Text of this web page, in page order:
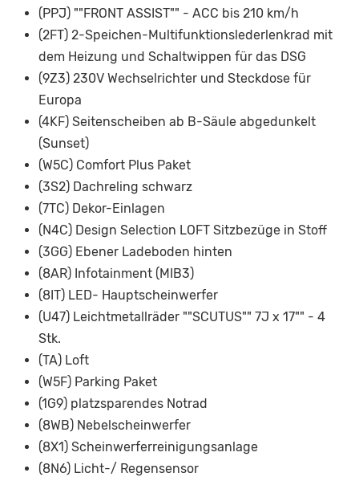
(PPJ) ""FRONT ASSIST"" - ACC bis 210 km/h
(2FT) 2-Speichen-Multifunktionslederlenkrad mit
dem Heizung und Schaltwippen für das DSG
(9Z3) 230V Wechselrichter und Steckdose für
Europa
(4KF) Seitenscheiben ab B-Säule abgedunkelt
(Sunset)
(W5C) Comfort Plus Paket
(3S2) Dachreling schwarz
(7TC) Dekor-Einlagen
(N4C) Design Selection LOFT Sitzbezüge in Stoff
(3GG) Ebener Ladeboden hinten
(8AR) Infotainment (MIB3)
(8IT) LED- Hauptscheinwerfer
(U47) Leichtmetallräder ""SCUTUS"" 7J x 17"" - 4
Stk.
(TA) Loft
(W5F) Parking Paket
(1G9) platzsparendes Notrad
(8WB) Nebelscheinwerfer
(8X1) Scheinwerferreinigungsanlage
(8N6) Licht-/ Regensensor